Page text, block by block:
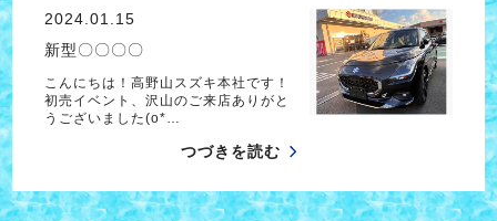
2024.01.15
新型〇〇〇〇
こんにちは！高野山スズキ本社です！
初売イベント、沢山のご来店ありがと
うございました(o*…
つづきを読む